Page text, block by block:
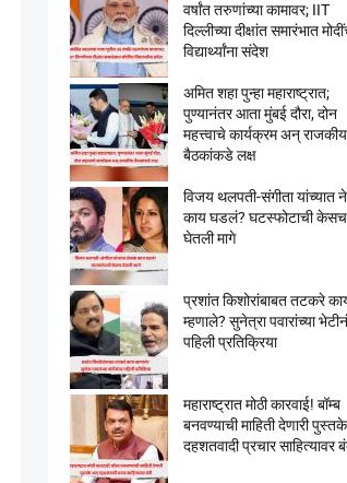
वर्षांत तरुणांच्या कामावर; IIT
दिल्लीच्या दीक्षांत समारंभात
विद्यार्थ्यांना संदेश
अमित शहा पुन्हा महाराष्ट्रात;
पुण्यानंतर आता मुंबई दौरा, दोन
महत्त्वाचे कार्यक्रम अन् राजकीय
बैठकांकडे लक्ष
विजय थलपती-संगीता यांच्यात
काय घडलं? घटस्फोटाची केसच
घेतली मागे
प्रशांत किशोरांबाबत तटकरे
म्हणाले? सुनेत्रा पवारांच्या
पहिली प्रतिक्रिया
महाराष्ट्रात मोठी कारवाई! बॉम्ब
बनवण्याची माहिती देणारी
दहशतवादी प्रचार साहित्यावर